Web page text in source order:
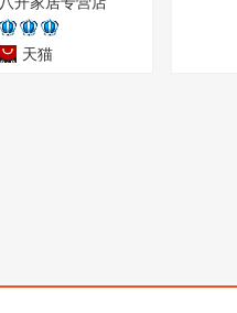
天猫